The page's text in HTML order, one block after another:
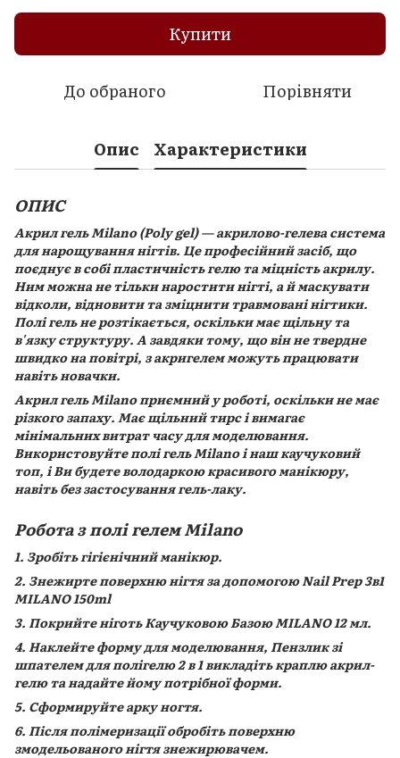
Купити
До обраного Порівняти
Опис Характеристики
ОПИС
Акрил гель Milano (Poly gel) — акрилово-гелева система
для нарощування нігтів. Це професійний засіб, що
поєднує в собі пластичність гелю та міцність акрилу.
Ним можна не тільки наростити нігті, а й маскувати
відколи, відновити та зміцнити травмовані нігтики.
Полі гель не розтікається, оскільки має щільну та
в'язку структуру. А завдяки тому, що він не твердне
швидко на повітрі, з акригелем можуть працювати
навіть новачки.
Акрил гель Milano приємний у роботі, оскільки не має
різкого запаху. Має щільний тирс і вимагає
мінімальних витрат часу для моделювання.
Використовуйте полі гель Milano і наш каучуковий
топ, і Ви будете володаркою красивого манікюру,
навіть без застосування гель-лаку.
Робота з полі гелем Milano
1. Зробіть гігієнічний манікюр.
2. Знежирте поверхню нігтя за допомогою Nail Prep 3в1
MILANO 150ml
3. Покрийте ніготь Каучуковою Базою MILANO 12 мл.
4. Наклейте форму для моделювання, Пензлик зі
шпателем для полігелю 2 в 1 викладіть краплю акрил-
гелю та надайте йому потрібної форми.
5. Сформируйте арку ногтя.
6. Після полімеризації обробіть поверхню
змодельованого нігтя знежирювачем.